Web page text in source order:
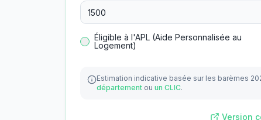
Éligible à l'APL (Aide Personnalisée au
Logement)
Estimation indicative basée sur les barèmes
département ou un CLIC.
Version